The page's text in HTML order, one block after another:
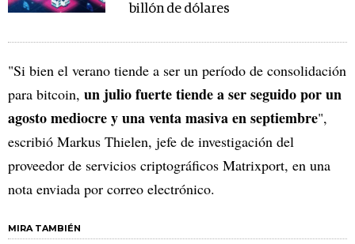
billón de dólares
"Si bien el verano tiende a ser un período de consolidación
para bitcoin, un julio fuerte tiende a ser seguido por un
agosto mediocre y una venta masiva en septiembre",
escribió Markus Thielen, jefe de investigación del
proveedor de servicios criptográficos Matrixport, en una
nota enviada por correo electrónico.
MIRA TAMBIÉN